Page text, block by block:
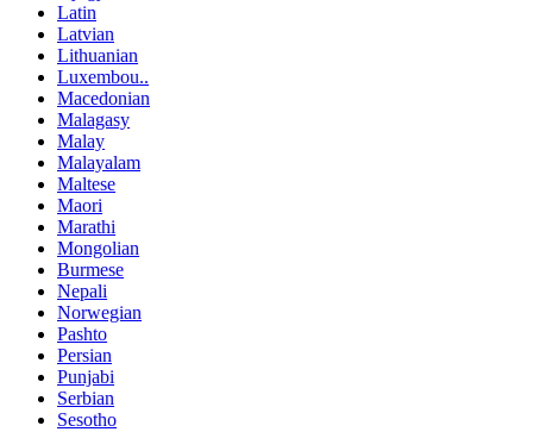
Latin
Latvian
Lithuanian
Luxembou..
Macedonian
Malagasy
Malay
Malayalam
Maltese
Maori
Marathi
Mongolian
Burmese
Nepali
Norwegian
Pashto
Persian
Punjabi
Serbian
Sesotho